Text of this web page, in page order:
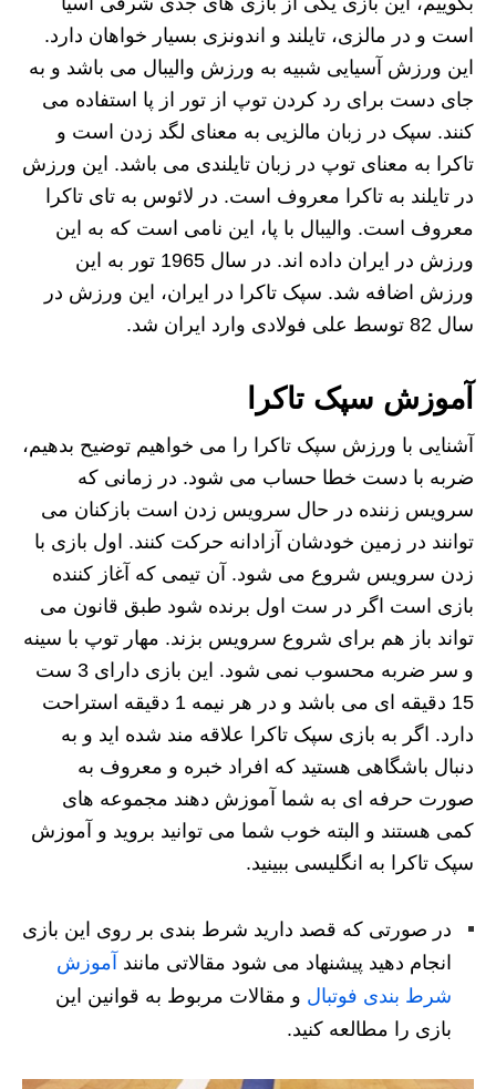
است و در مالزی، تایلند و اندونزی بسیار خواهان دارد.
این ورزش آسیایی شبیه به ورزش والیبال می باشد و به
جای دست برای رد کردن توپ از تور از پا استفاده می
کنند. سپک در زبان مالزیی به معنای لگد زدن است و
تاکرا به معنای توپ در زبان تایلندی می باشد. این ورزش
در تایلند به تاکرا معروف است. در لائوس به تای تاکرا
معروف است. والیبال با پا، این نامی است که به این
ورزش در ایران داده اند. در سال 1965 تور به این
ورزش اضافه شد. سپک تاکرا در ایران، این ورزش در
سال 82 توسط علی فولادی وارد ایران شد.
آموزش سپک تاکرا
آشنایی با ورزش سپک تاکرا را می خواهیم توضیح بدهیم،
ضربه با دست خطا حساب می شود. در زمانی که
سرویس زننده در حال سرویس زدن است بازکنان می
توانند در زمین خودشان آزادانه حرکت کنند. اول بازی با
زدن سرویس شروع می شود. آن تیمی که آغاز کننده
بازی است اگر در ست اول برنده شود طبق قانون می
تواند باز هم برای شروع سرویس بزند. مهار توپ با سینه
و سر ضربه محسوب نمی شود. این بازی دارای 3 ست
15 دقیقه ای می باشد و در هر نیمه 1 دقیقه استراحت
دارد. اگر به بازی سپک تاکرا علاقه مند شده اید و به
دنبال باشگاهی هستید که افراد خبره و معروف به
صورت حرفه ای به شما آموزش دهند مجموعه های
کمی هستند و البته خوب شما می توانید بروید و آموزش
سپک تاکرا به انگلیسی ببینید.
در صورتی که قصد دارید شرط بندی بر روی این بازی
انجام دهید پیشنهاد می شود مقالاتی مانند آموزش
شرط بندی فوتبال و مقالات مربوط به قوانین این
بازی را مطالعه کنید.